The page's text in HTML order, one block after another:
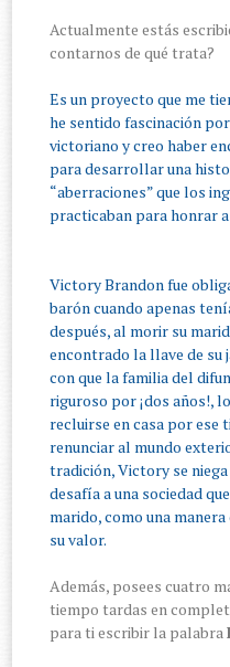
Actualmente estás
contarnos de qué trata?
Es un proyecto que me
he sentido fascinación
victoriano y creo haber
para desarrollar una
“aberraciones” que los
practicaban para honrar
Victory Brandon fue
barón cuando apenas
después, al morir su
encontrado la llave de su
con que la familia del
riguroso por ¡dos años!,
recluirse en casa por ese
renunciar al mundo
tradición, Victory se
desafía a una sociedad
marido, como una
su valor.
Además, posees cuatro
tiempo tardas en
para ti escribir la palabra